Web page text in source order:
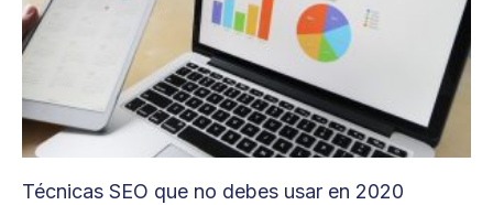
Técnicas SEO que no debes usar en 2020